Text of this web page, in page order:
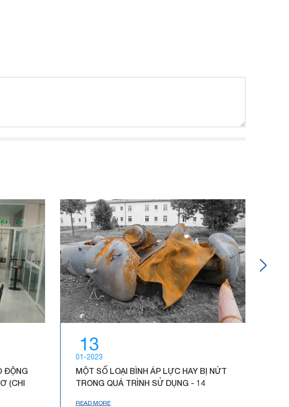
ĐỘNG
(CHI
13
01-2023
MỘT SỐ LOẠI BÌNH ÁP LỰC HAY BỊ NỨT
TRONG QUÁ TRÌNH SỬ DỤNG - 14
READ MORE